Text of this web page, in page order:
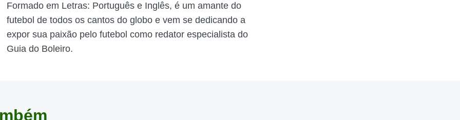
Formado em Letras: Português e Inglês, é um amante do
futebol de todos os cantos do globo e vem se dedicando a
expor sua paixão pelo futebol como redator especialista do
Guia do Boleiro.